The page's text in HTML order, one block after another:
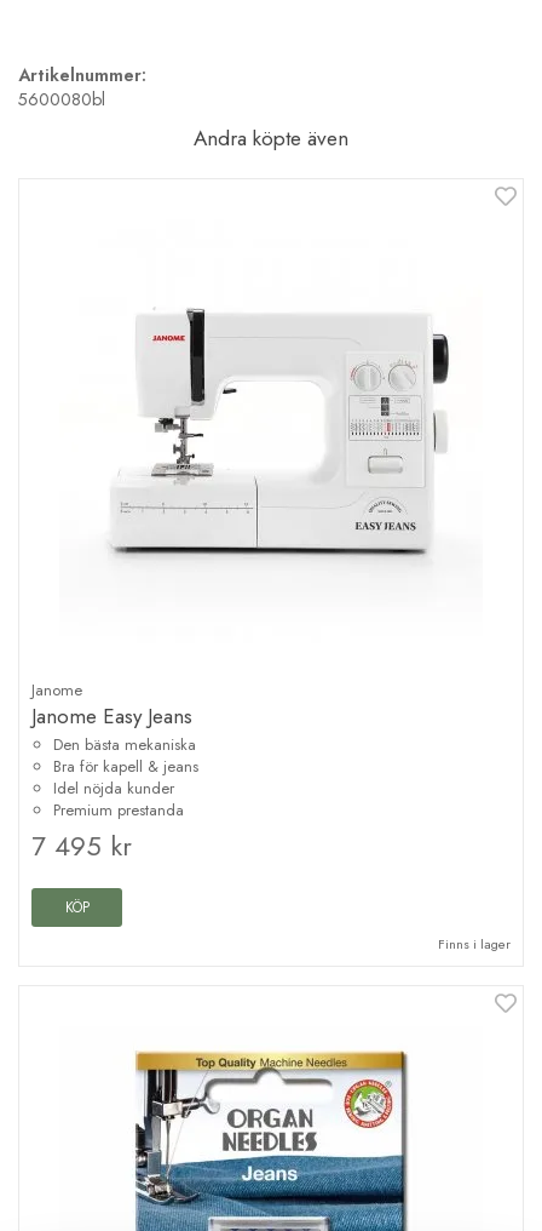
Artikelnummer:
5600080bl
Andra köpte även
Janome
Janome Easy Jeans
Den bästa mekaniska
Bra för kapell & jeans
Idel nöjda kunder
Premium prestanda
7 495 kr
KÖP
Finns i lager